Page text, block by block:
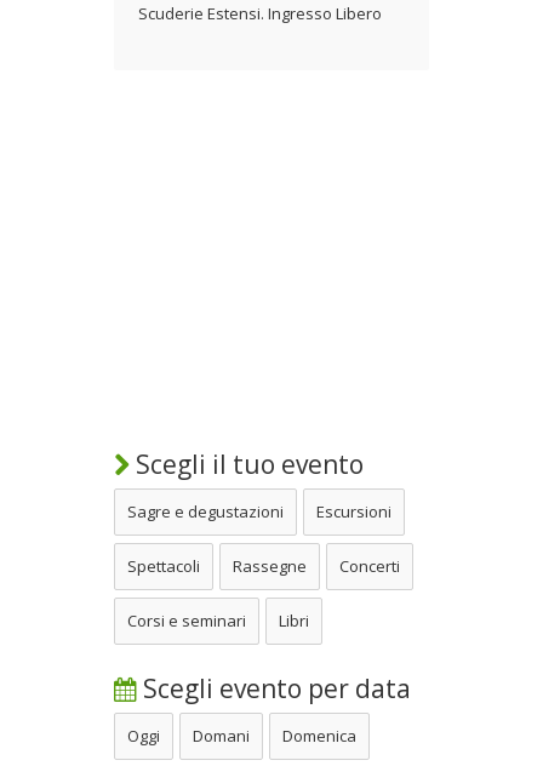
Scuderie Estensi. Ingresso Libero
Scegli il tuo evento
Sagre e degustazioni Escursioni
Spettacoli Rassegne Concerti
Corsi e seminari Libri
Scegli evento per data
Oggi Domani Domenica